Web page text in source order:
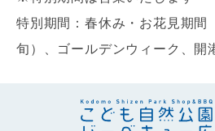
特別期間：春休み・お花見期間
旬）、ゴールデンウィーク、開